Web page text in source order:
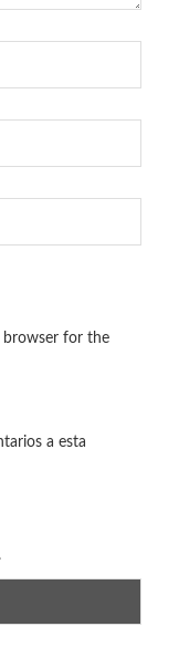
browser for the
a esta